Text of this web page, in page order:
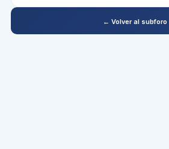
← Volver al subforo